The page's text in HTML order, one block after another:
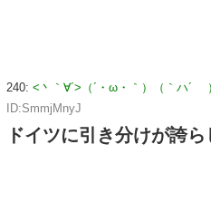
240: <丶｀∀´>（´・ω・｀）（｀ハ´
ID:SmmjMnyJ
ドイツに引き分けが誇